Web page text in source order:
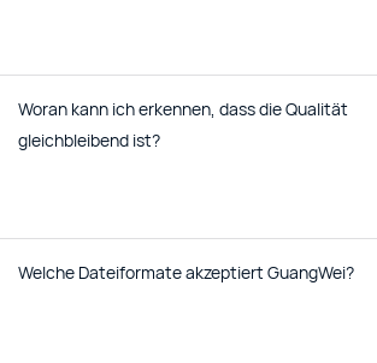
Woran kann ich erkennen, dass die Qualität
gleichbleibend ist?
Welche Dateiformate akzeptiert GuangWei?